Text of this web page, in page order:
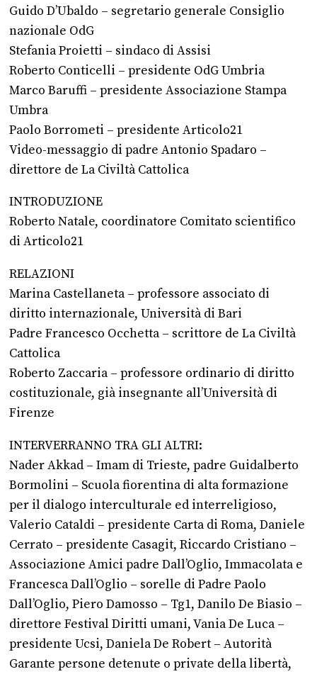
Guido D’Ubaldo – segretario generale Consiglio
nazionale OdG
Stefania Proietti – sindaco di Assisi
Roberto Conticelli – presidente OdG Umbria
Marco Baruffi – presidente Associazione Stampa
Umbra
Paolo Borrometi – presidente Articolo21
Video-messaggio di padre Antonio Spadaro –
direttore de La Civiltà Cattolica
INTRODUZIONE
Roberto Natale, coordinatore Comitato scientifico
di Articolo21
RELAZIONI
Marina Castellaneta – professore associato di
diritto internazionale, Università di Bari
Padre Francesco Occhetta – scrittore de La Civiltà
Cattolica
Roberto Zaccaria – professore ordinario di diritto
costituzionale, già insegnante all’Università di
Firenze
INTERVERRANNO TRA GLI ALTRI:
Nader Akkad – Imam di Trieste, padre Guidalberto
Bormolini – Scuola fiorentina di alta formazione
per il dialogo interculturale ed interreligioso,
Valerio Cataldi – presidente Carta di Roma, Daniele
Cerrato – presidente Casagit, Riccardo Cristiano –
Associazione Amici padre Dall’Oglio, Immacolata e
Francesca Dall’Oglio – sorelle di Padre Paolo
Dall’Oglio, Piero Damosso – Tg1, Danilo De Biasio –
direttore Festival Diritti umani, Vania De Luca –
presidente Ucsi, Daniela De Robert – Autorità
Garante persone detenute o private della libertà,